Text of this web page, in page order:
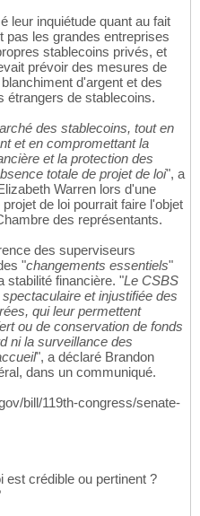
leur inquiétude quant au fait
pas les grandes entreprises
stablecoins privés, et
prévoir des mesures de
d'argent et des
étrangers de stablecoins.
des stablecoins, tout en
et en compromettant la
et la protection des
totale de projet de loi", a
Warren lors d'une
de loi pourrait faire l'objet
des représentants.
des superviseurs
"changements essentiels"
stabilité financière. "Le CSBS
et injustifiée des
qui leur permettent
ou de conservation de fonds
ni la surveillance des
", a déclaré Brandon
dans un communiqué.
bill/119th-congress/senate-
est crédible ou pertinent ?